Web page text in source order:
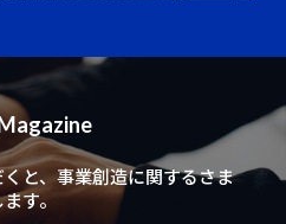
と、事業創造に関するさま
す。